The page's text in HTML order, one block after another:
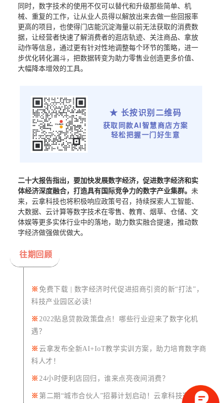
同时，数字技术的使用不仅可以替代和升级那些简单、机
械、重复的工作，让从业人员得以解放出来去做一些回报率
更高的项目，也使得门店能沉淀海量以前无法获取的消费数
据，让经营者快速了解消费者的逛店轨迹、关注商品、拿放
动作等信息，通过更有针对性地调整每个环节的策略，进一
步优化转化漏斗，把数据转变为助力零售业创造更多价值、
大幅降本增效的工具。
★ 长按识别二维码
获取同款AI智慧商店方案
轻松把握一门好生意
二十大报告指出，要加快发展数字经济，促进数字经济和实
体经济深度融合，打造具有国际竞争力的数字产业集群。 未
来，云拿科技也将积极响应政策号召，持续探索人工智能、
大数据、云计算等数字技术在零售、教育、烟草、仓储、文
体娱等更多实体行业中的落地，助力数实融合提速，推动数
字经济做强做优做大。
往期回顾
※ 免费下载 | 数字经济时代促进招商引资的新“打法”，
科技产业园区必读！
※ 2022贴息贷款政策盘点！哪些行业迎来了数字化机
遇？
※ 云拿发布全新AI+IoT教学实训方案，助力培育数字商
科人才！
※ 24小时便利店回归，谁来点亮夜间消费？
※ 第二期“城市合伙人”招募计划启动！云拿科技邀你共